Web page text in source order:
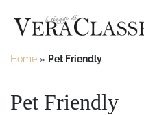
Home » Pet Friendly
Pet Friendly